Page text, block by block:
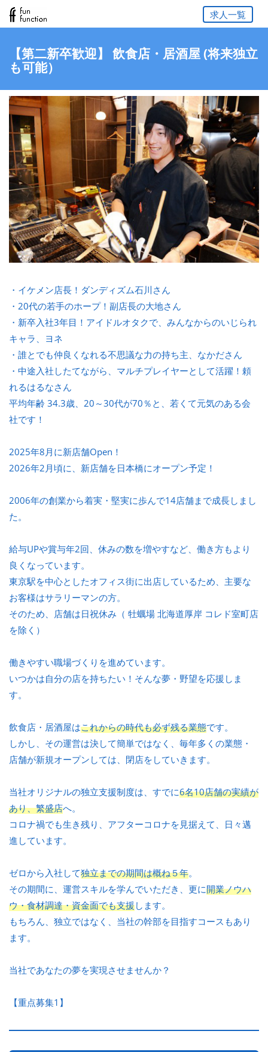
求人一覧
【第二新卒歓迎】 飲食店・居酒屋 (将来独立
も可能）
・イケメン店長！ダンディズム石川さん
・20代の若手のホープ！副店長の大地さん
・新卒入社3年目！アイドルオタクで、みんなからのいじられ
キャラ、ヨネ
・誰とでも仲良くなれる不思議な力の持ち主、なかださん
・中途入社したてながら、マルチプレイヤーとして活躍！頼
れるはるなさん
平均年齢 34.3歳、20～30代が70％と、若くて元気のある会
社です！
2025年8月に新店舗Open！
2026年2月頃に、新店舗を日本橋にオープン予定！
2006年の創業から着実・堅実に歩んで14店舗まで成長しまし
た。
給与UPや賞与年2回、休みの数を増やすなど、働き方もより
良くなっています。
東京駅を中心としたオフィス街に出店しているため、主要な
お客様はサラリーマンの方。
そのため、店舗は日祝休み（ 牡蠣場 北海道厚岸 コレド室町店
を除く）
働きやすい職場づくりを進めています。
いつかは自分の店を持ちたい！そんな夢・野望を応援しま
す。
飲食店・居酒屋はこれからの時代も必ず残る業態です。
しかし、その運営は決して簡単ではなく、毎年多くの業態・
店舗が新規オープンしては、閉店をしていきます。
当社オリジナルの独立支援制度は、すでに6名10店舗の実績が
あり、繁盛店へ。
コロナ禍でも生き残り、アフターコロナを見据えて、日々邁
進しています。
ゼロから入社して独立までの期間は概ね５年。
その期間に、運営スキルを学んでいただき、更に開業ノウハ
ウ・食材調達・資金面でも支援します。
もちろん、独立ではなく、当社の幹部を目指すコースもあり
ます。
当社であなたの夢を実現させませんか？
【重点募集1】